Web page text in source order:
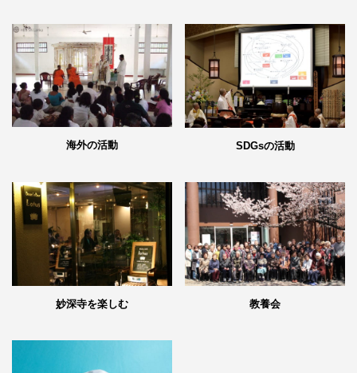
海外の活動 SDGsの活動
妙深寺を楽しむ 教養会